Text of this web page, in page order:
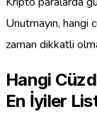
Unutmayın, hangi
zaman dikkatli
Hangi
En İyiler